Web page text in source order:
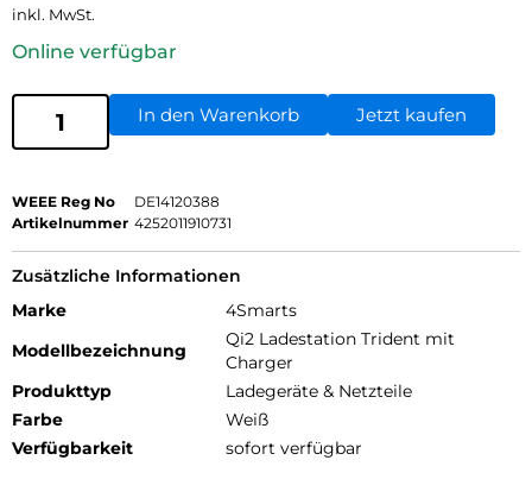
inkl. MwSt.
Online verfügbar
In den Warenkorb Jetzt kaufen
WEEE Reg No
DE14120388
Artikelnummer 4252011910731
Zusätzliche Informationen
Marke
4Smarts
Modellbezeichnung
Qi2 Ladestation Trident mit
Charger
Produkttyp
Ladegeräte & Netzteile
Farbe
Weiß
Verfügbarkeit
sofort verfügbar